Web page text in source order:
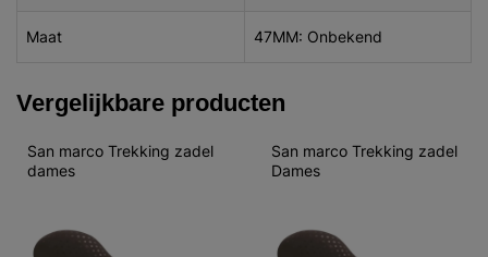
Maat 47MM: Onbekend
Vergelijkbare producten
San marco Trekking zadel
dames
San marco Trekking zadel
Dames